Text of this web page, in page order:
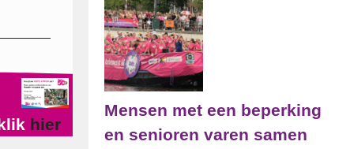
hier
Mensen met een beperking
en senioren varen samen